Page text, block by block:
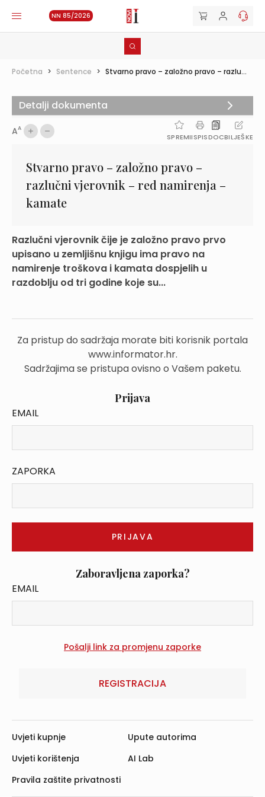
NN 85/2026
Početna > Sentence > Stvarno pravo – založno pravo – razlu...
AA
SPREMIISPISDOCBILJEŠKE
Stvarno pravo – založno pravo –
razlučni vjerovnik – red namirenja –
kamate
Razlučni vjerovnik čije je založno pravo prvo
upisano u zemljišnu knjigu ima pravo na
namirenje troškova i kamata dospjelih u
razdoblju od tri godine koje su...
Za pristup do sadržaja morate biti korisnik portala
www.informator.hr.
Sadržajima se pristupa ovisno o Vašem paketu.
Prijava
EMAIL
ZAPORKA
Zaboravljena zaporka?
EMAIL
REGISTRACIJA
Detalji dokumenta
Uvjeti kupnje
Uvjeti korištenja
Pravila zaštite privatnosti
Upute autorima
AI Lab